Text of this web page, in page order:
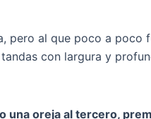
pero al que poco a
con largura y
una oreja al tercero,